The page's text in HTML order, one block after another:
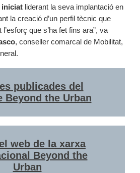
iniciat liderant la seva implantació en
la creació d’un perfil tècnic que
que s’ha fet fins ara”, va
, conseller comarcal de Mobilitat,
publicades del
Beyond the Urban
web de la xarxa
Beyond the
Urban